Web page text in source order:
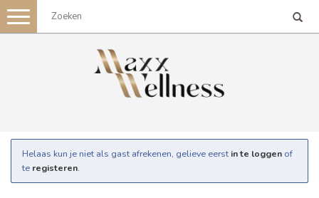
Toggle
navigation
Helaas kun je niet als gast afrekenen, gelieve eerst in te loggen of
te registeren.